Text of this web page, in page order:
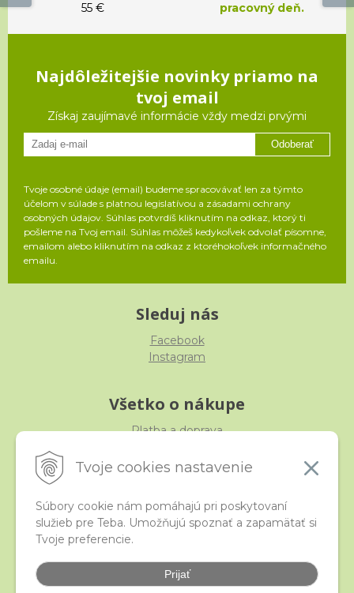
Tvoje cookies nastavenie
Súbory cookie nám pomáhajú pri poskytovaní
služieb pre Teba. Umožňujú spoznať a zapamätať si
Tvoje preferencie.
Prijať
55 €
pracovný deň.
Najdôležitejšie novinky priamo na
tvoj email
Získaj zaujímavé informácie vždy medzi prvými
Odoberať
Tvoje osobné údaje (email) budeme spracovávať len za týmto
účelom v súlade s platnou legislatívou a zásadami ochrany
osobných údajov. Súhlas potvrdíš kliknutím na odkaz, ktorý ti
pošleme na Tvoj email. Súhlas môžeš kedykoľvek odvolať písomne,
emailom alebo kliknutím na odkaz z ktoréhokoľvek informačného
emailu.
Sleduj nás
Facebook
Instagram
Všetko o nákupe
Platba a doprava
Obchodné podmienky
iStraka
Veľkoobchod
Najčastejšie otázky